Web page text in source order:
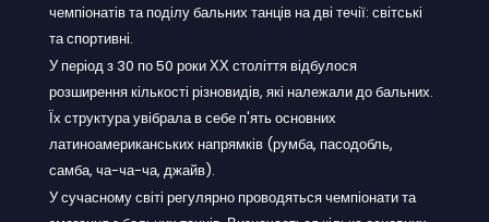
чемпіонатів та поділу бальних танців на дві течії: світські
та спортивні.
У період з 30 по 50 роки ХХ століття відбулося
розширення кількості різновидів, які належали до бальних.
Їх структура увібрала в себе п'ять основних
латиноамериканських напрямків (румба, пасодобль,
самба, ча-ча-ча, джайв).
У сучасному світі регулярно проводяться чемпіонати та